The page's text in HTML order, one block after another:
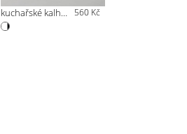
kuchařské kalhoty pepito 560 Kč